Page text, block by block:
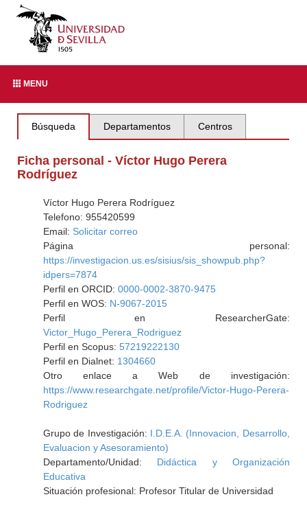
MENU
Búsqueda Departamentos Centros
Ficha personal - Víctor Hugo Perera
Rodríguez
Víctor Hugo Perera Rodríguez
Telefono: 955420599
Email: Solicitar correo
Página personal:
https://investigacion.us.es/sisius/sis_showpub.php?
idpers=7874
Perfil en ORCID: 0000-0002-3870-9475
Perfil en WOS: N-9067-2015
Perfil en ResearcherGate:
Victor_Hugo_Perera_Rodriguez
Perfil en Scopus: 57219222130
Perfil en Dialnet: 1304660
Otro enlace a Web de investigación:
https://www.researchgate.net/profile/Victor-Hugo-Perera-
Rodriguez
Grupo de Investigación: I.D.E.A. (Innovacion, Desarrollo,
Evaluacion y Asesoramiento)
Departamento/Unidad: Didáctica y Organización
Educativa
Situación profesional: Profesor Titular de Universidad